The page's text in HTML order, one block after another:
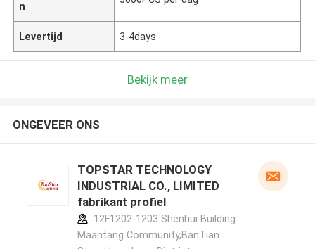
n
Levertijd 3-4days
Bekijk meer
ONGEVEER ONS
TOPSTAR TECHNOLOGY
INDUSTRIAL CO., LIMITED
fabrikant profiel
12F1202-1203 Shenhui Building
Maantang Community,BanTian